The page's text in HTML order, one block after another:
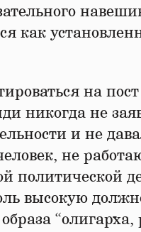
как
на
никогда не
и не
не
высокую